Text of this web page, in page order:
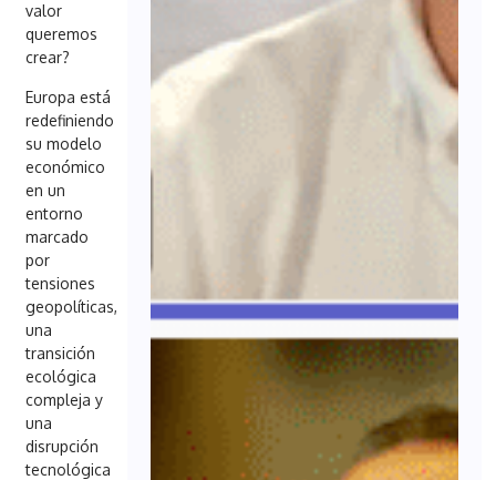
valor
queremos
crear?
Europa está
redefiniendo
su modelo
económico
en un
entorno
marcado
por
tensiones
geopolíticas,
una
transición
ecológica
compleja y
una
disrupción
tecnológica